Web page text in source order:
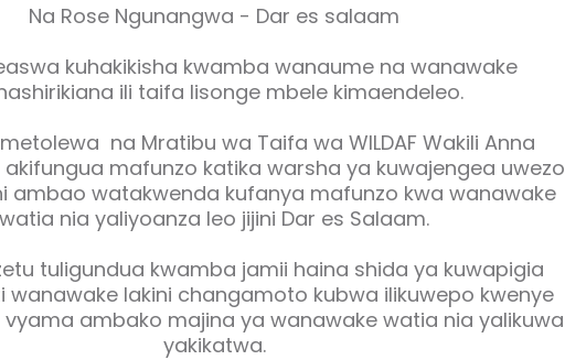
Na Rose Ngunangwa - Dar es salaam
kuhakikisha kwamba wanaume na wanawake
ili taifa lisonge mbele kimaendeleo.
na Mratibu wa Taifa wa WILDAF Wakili Anna
akifungua mafunzo katika warsha ya kuwajengea uwezo
ambao watakwenda kufanya mafunzo kwa wanawake
watia nia yaliyoanza leo jijini Dar es Salaam.
tuligundua kwamba jamii haina shida ya kuwapigia
wanawake lakini changamoto kubwa ilikuwepo kwenye
ambako majina ya wanawake watia nia yalikuwa
yakikatwa.